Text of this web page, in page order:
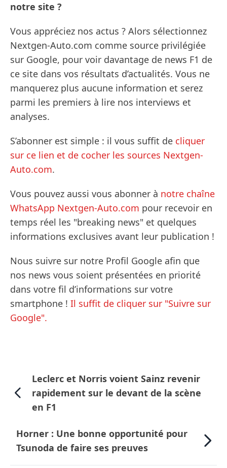
notre site ?
Vous appréciez nos actus ? Alors sélectionnez
Nextgen-Auto.com comme source privilégiée
sur Google, pour voir davantage de news F1 de
ce site dans vos résultats d’actualités. Vous ne
manquerez plus aucune information et serez
parmi les premiers à lire nos interviews et
analyses.
S’abonner est simple : il vous suffit de cliquer
sur ce lien et de cocher les sources Nextgen-
Auto.com.
Vous pouvez aussi vous abonner à notre chaîne
WhatsApp Nextgen-Auto.com pour recevoir en
temps réel les "breaking news" et quelques
informations exclusives avant leur publication !
Nous suivre sur notre Profil Google afin que
nos news vous soient présentées en priorité
dans votre fil d’informations sur votre
smartphone ! Il suffit de cliquer sur "Suivre sur
Google".
Leclerc et Norris voient Sainz revenir
rapidement sur le devant de la scène
en F1
Horner : Une bonne opportunité pour
Tsunoda de faire ses preuves